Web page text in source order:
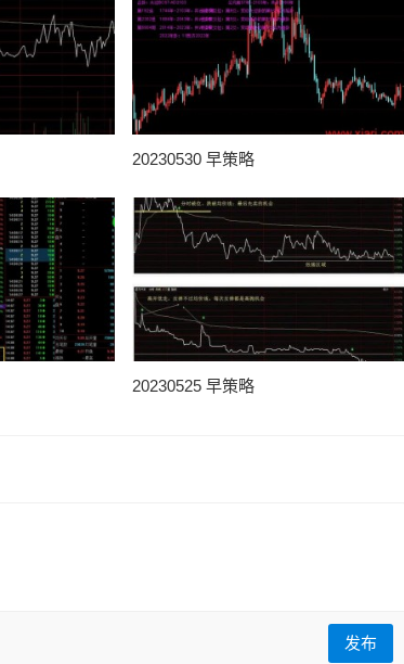
20230530 早策略
20230525 早策略
发布